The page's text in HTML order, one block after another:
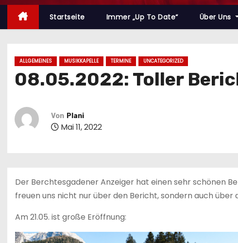
i
Startseite Immer „Up To Date“ Über Uns
ALLGEMEINES MUSIKKAPELLE TERMINE UNCATEGORIZED
08.05.2022: Toller
Von Plani
Mai 11, 2022
Der Berchtesgadener Anzeiger hat einen sehr schönen
freuen uns nicht nur über den Bericht, sondern auch über
Am 21.05. ist große Eröffnung: